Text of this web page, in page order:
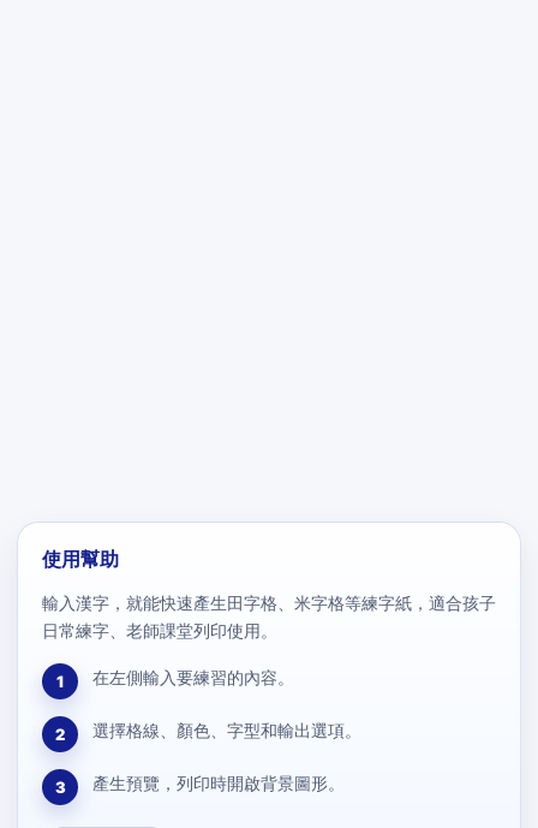
使用幫助
輸入漢字，就能快速產生田字格、米字格等練字紙，適合孩子
日常練字、老師課堂列印使用。
1 在左側輸入要練習的內容。
2 選擇格線、顏色、字型和輸出選項。
3 產生預覽，列印時開啟背景圖形。